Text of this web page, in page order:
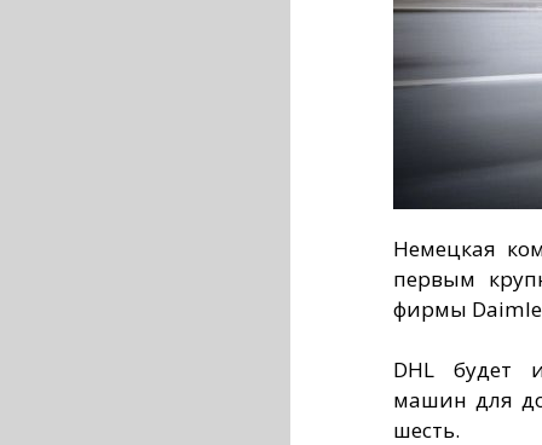
Немецкая
первым
фирмы
DHL будет
машин для
шесть.